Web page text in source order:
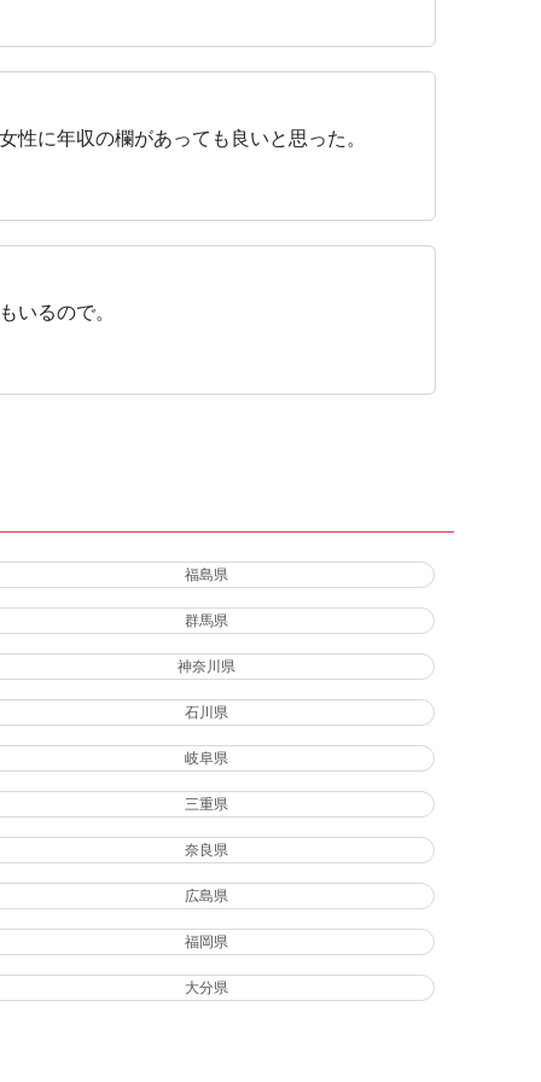
に年収の欄があっても良いと思った。
いるので。
福島県
群馬県
神奈川県
石川県
岐阜県
三重県
奈良県
広島県
福岡県
大分県